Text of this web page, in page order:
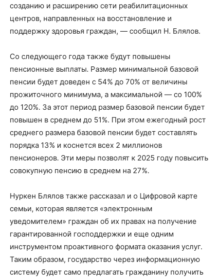
созданию и расширению сети реабилитационных
центров, направленных на восстановление и
поддержку здоровья граждан, — сообщил Н. Блялов.
Со следующего года также будут повышены
пенсионные выплаты. Размер минимальной базовой
пенсии будет доведен с 54% до 70% от величины
прожиточного минимума, а максимальной — со 100%
до 120%. За этот период размер базовой пенсии будет
повышен в среднем до 51%. При этом ежегодный рост
среднего размера базовой пенсии будет составлять
порядка 13% и коснется всех 2 миллионов
пенсионеров. Эти меры позволят к 2025 году повысить
совокупную пенсию в среднем на 27%.
Нуркен Блялов также рассказал и о Цифровой карте
семьи, которая является «электронным
уведомителем» граждан об их правах на получение
гарантированной господдержки и еще одним
инструментом проактивного формата оказания услуг.
Таким образом, государство через информационную
систему будет само предлагать гражданину получить